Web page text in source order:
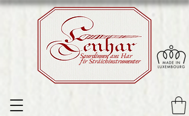
fir Sträichinstrumenter
Sourdinnen aus Har